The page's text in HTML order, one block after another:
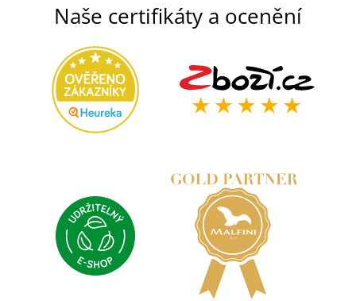
Naše certifikáty a ocenění